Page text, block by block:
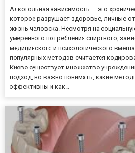
Алкогольная зависимость — это
которое разрушает здоровье, личные
жизнь человека. Несмотря на
умеренного потребления спиртного,
медицинского и психологического
популярных методов считается
Киеве существует множество
подход, но важно понимать, какие
эффективны и как...